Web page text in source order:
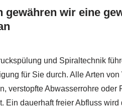
gewähren wir eine
und Spiraltechnik
für Sie durch. Alle Arten
verstopfte Abwasserrohre oder
Ein dauerhaft freier Abfluss